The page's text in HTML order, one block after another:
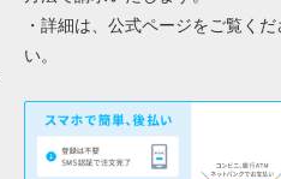
・詳細は、 公式ページをご覧くだ
い。